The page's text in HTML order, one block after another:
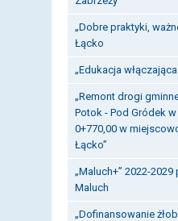
„Dobre praktyki,
Łącko
„Edukacja
„Remont drogi
Potok - Pod Gródek
0+770,00 w
Łącko”
„Maluch+” 2022-
Maluch
„Dofinansowanie